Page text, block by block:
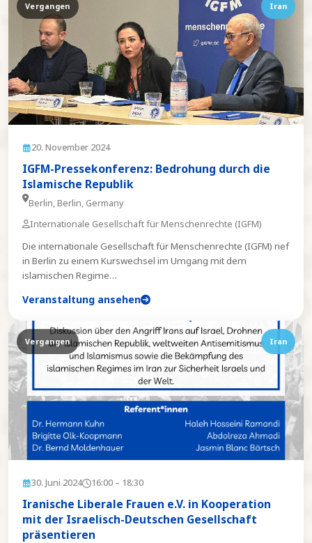
Vergangen Iran
20. November 2024
IGFM-Pressekonferenz: Bedrohung durch die
Islamische Republik
Berlin, Berlin, Germany
Internationale Gesellschaft für Menschenrechte (IGFM)
Die internationale Gesellschaft für Menschenrechte (IGFM) rief
in Berlin zu einem Kurswechsel im Umgang mit dem
islamischen Regime…
Veranstaltung ansehen
Vergangen Iran
30. Juni 2024 16:00 – 18:30
Iranische Liberale Frauen e.V. in Kooperation
mit der Israelisch-Deutschen Gesellschaft
präsentieren